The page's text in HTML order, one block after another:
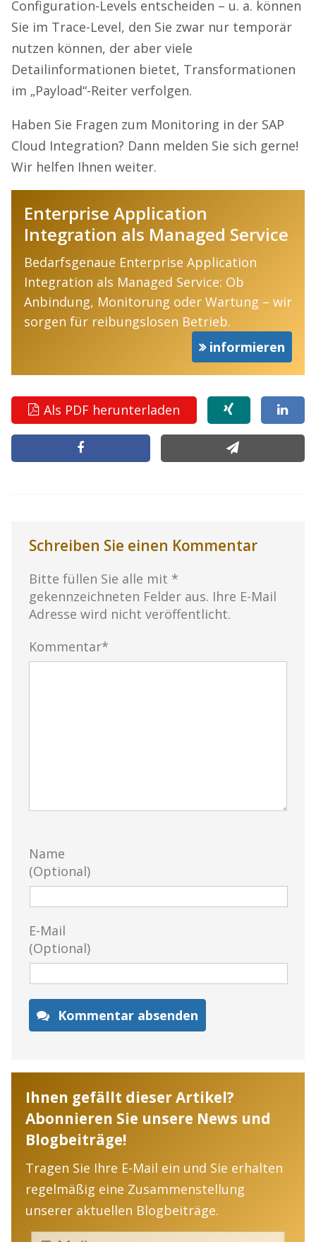
Configuration-Levels entscheiden – u. a. können
Sie im Trace-Level, den Sie zwar nur temporär
nutzen können, der aber viele
Detailinformationen bietet, Transformationen
im „Payload“-Reiter verfolgen.
Haben Sie Fragen zum Monitoring in der SAP
Cloud Integration? Dann melden Sie sich gerne!
Wir helfen Ihnen weiter.
Enterprise Application
Integration als Managed Service
Bedarfsgenaue Enterprise Application
Integration als Managed Service: Ob
Anbindung, Monitorung oder Wartung – wir
sorgen für reibungslosen Betrieb.
informieren
Als PDF herunterladen
Schreiben Sie einen Kommentar
Bitte füllen Sie alle mit *
gekennzeichneten Felder aus. Ihre E-Mail
Adresse wird nicht veröffentlicht.
Kommentar*
Name
(Optional)
E-Mail
(Optional)
Kommentar absenden
Ihnen gefällt dieser Artikel?
Abonnieren Sie unsere News und
Blogbeiträge!
Tragen Sie Ihre E-Mail ein und Sie erhalten
regelmäßig eine Zusammenstellung
unserer aktuellen Blogbeiträge.